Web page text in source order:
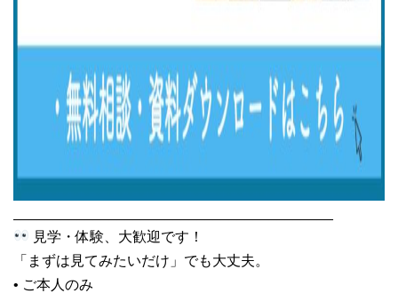
見学・体験、大歓迎です！
「まずは見てみたいだけ」でも大丈夫。
• ご本人のみ